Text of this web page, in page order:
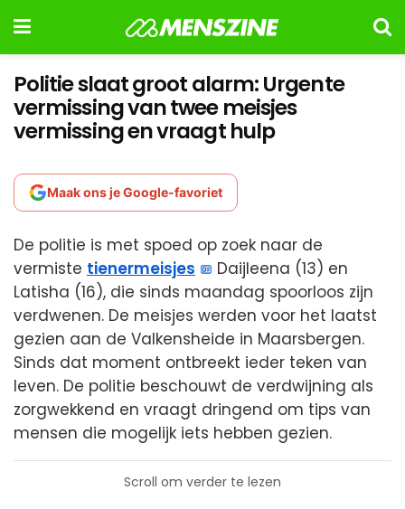
Politie slaat groot alarm: Urgente
vermissing van twee meisjes
vermissing en vraagt hulp
Maak ons je Google-favoriet
De politie is met spoed op zoek naar de
vermiste tienermeisjes
Daijleena (13) en
Latisha (16), die sinds maandag spoorloos zijn
verdwenen. De meisjes werden voor het laatst
gezien aan de Valkensheide in Maarsbergen.
Sinds dat moment ontbreekt ieder teken van
leven. De politie beschouwt de verdwijning als
zorgwekkend en vraagt dringend om tips van
mensen die mogelijk iets hebben gezien.
Scroll om verder te lezen